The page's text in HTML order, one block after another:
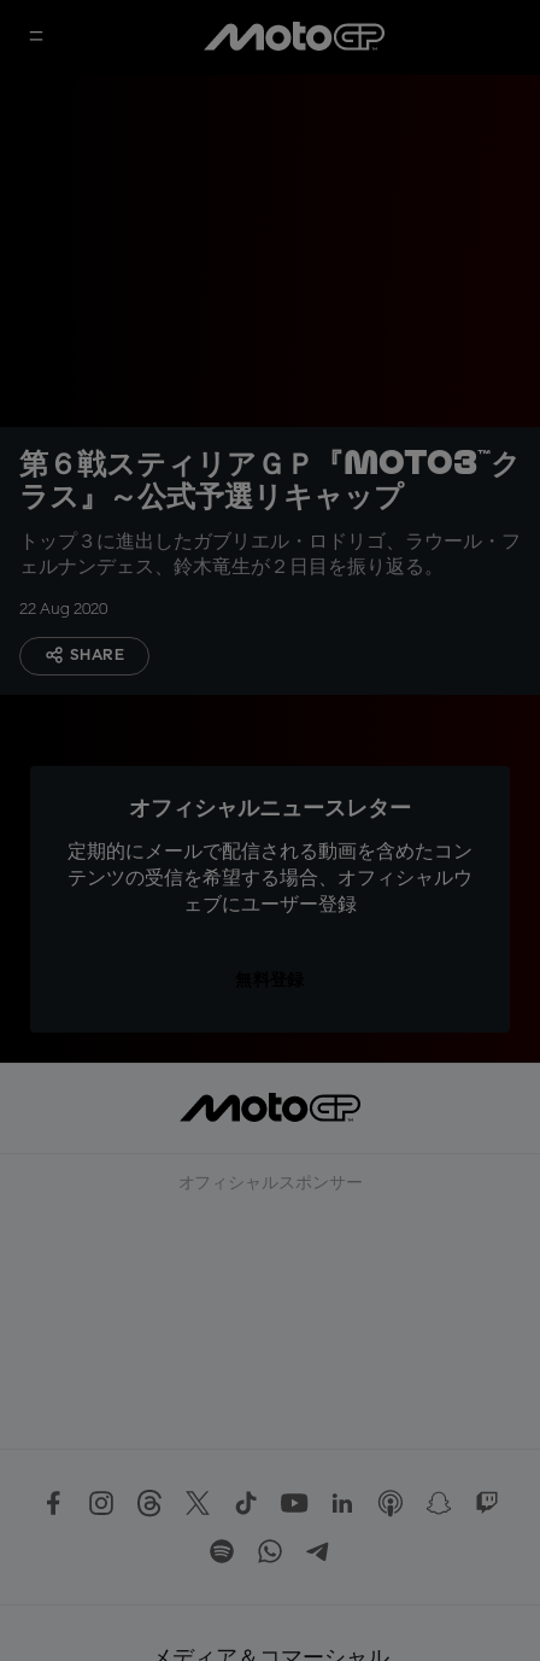
第６戦スティリアＧＰ『Moto3™ク
ラス』～公式予選リキャップ
トップ３に進出したガブリエル・ロドリゴ、ラウール・フ
ェルナンデェス、鈴木竜生が２日目を振り返る。
22 Aug 2020
SHARE
オフィシャルニュースレター
定期的にメールで配信される動画を含めたコン
テンツの受信を希望する場合、オフィシャルウ
ェブにユーザー登録
オフィシャルスポンサー